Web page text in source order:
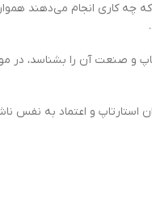
چه کاری انجام می‌دهند
و صنعت آن را بشناسد،
استارتاپ و اعتماد به